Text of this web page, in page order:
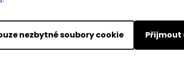
nezbytné soubory cookie Přijmout
2020, rozhraní Crestron pro síť již